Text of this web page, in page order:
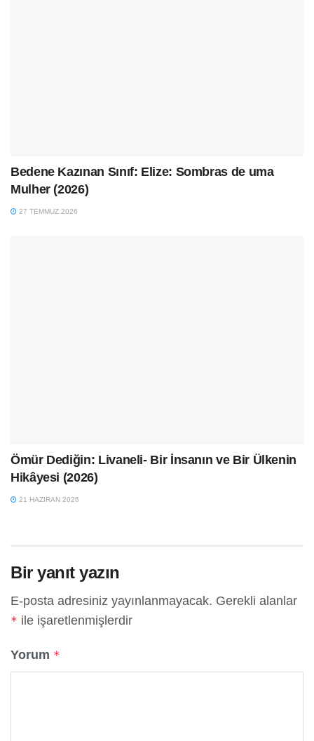
Bedene Kazınan Sınıf: Elize: Sombras de uma
Mulher (2026)
27 TEMMUZ 2026
Ömür Dediğin: Livaneli- Bir İnsanın ve Bir Ülkenin
Hikâyesi (2026)
21 HAZIRAN 2026
Bir yanıt yazın
E-posta adresiniz yayınlanmayacak. Gerekli alanlar
* ile işaretlenmişlerdir
Yorum *